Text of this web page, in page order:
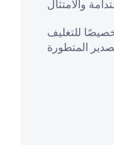
للتغليف